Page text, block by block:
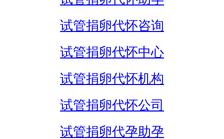
试管捐卵代怀咨询
试管捐卵代怀中心
试管捐卵代怀机构
试管捐卵代怀公司
试管捐卵代孕助孕